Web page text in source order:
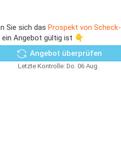
Sie sich das Prospekt von Scheck-
ein Angebot gültig ist 👇
Angebot überprüfen
Letzte Kontrolle: Do. 06 Aug.